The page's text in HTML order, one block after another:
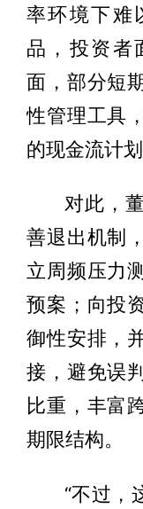
率环境下难
品，投资者
面，部分短
性管理工具
的现金流计划
对此，
善退出机制
立周频压力
预案；向投
御性安排，
接，避免误
比重，丰富
期限结构。
“不过，